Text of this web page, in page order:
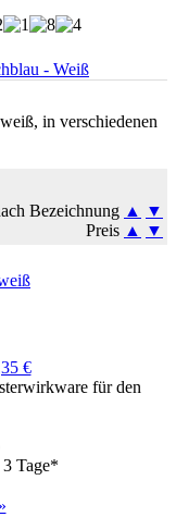
- Weiß
in verschiedenen
Bezeichnung ▲
▼
Preis ▲ ▼
€
für den
3 Tage*